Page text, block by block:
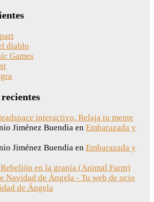
diablo
Games
interactivo. Relaja tu mente
Jiménez Buendia en Embarazada y
Jiménez Buendia en Embarazada y
Rebelión en la granja (Animal Farm)
Navidad de Ángela - Tu web de ocio
de Ángela